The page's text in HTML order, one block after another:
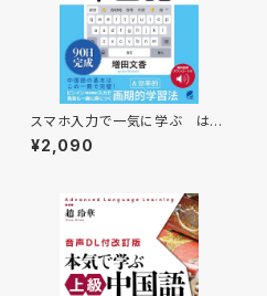
スマホ入力で一気に学ぶ はじ
めての中国語 ［音声DL付］
¥2,090